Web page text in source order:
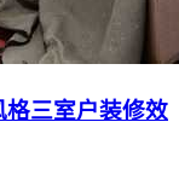
格三室户装修效